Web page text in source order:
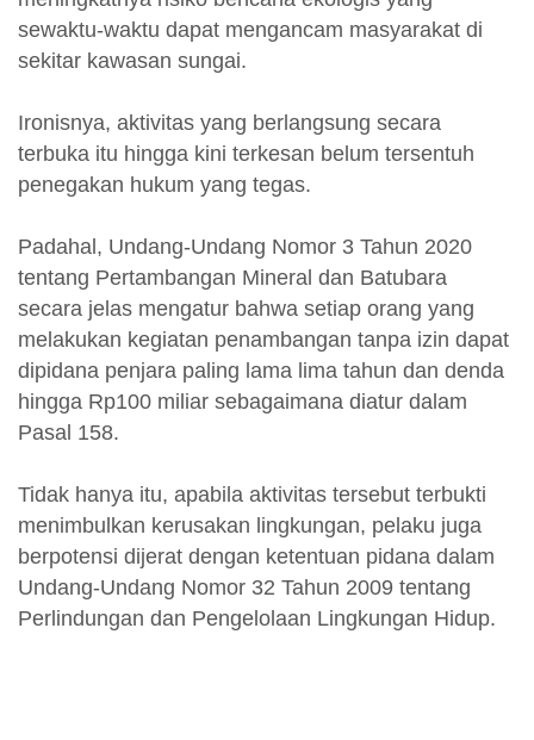
sewaktu-waktu dapat mengancam masyarakat di
sekitar kawasan sungai.
Ironisnya, aktivitas yang berlangsung secara
terbuka itu hingga kini terkesan belum tersentuh
penegakan hukum yang tegas.
Padahal, Undang-Undang Nomor 3 Tahun 2020
tentang Pertambangan Mineral dan Batubara
secara jelas mengatur bahwa setiap orang yang
melakukan kegiatan penambangan tanpa izin dapat
dipidana penjara paling lama lima tahun dan denda
hingga Rp100 miliar sebagaimana diatur dalam
Pasal 158.
Tidak hanya itu, apabila aktivitas tersebut terbukti
menimbulkan kerusakan lingkungan, pelaku juga
berpotensi dijerat dengan ketentuan pidana dalam
Undang-Undang Nomor 32 Tahun 2009 tentang
Perlindungan dan Pengelolaan Lingkungan Hidup.